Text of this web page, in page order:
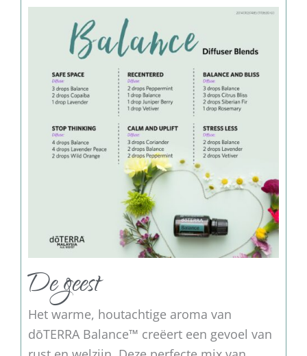
De geest
Het warme, houtachtige aroma van
dōTERRA Balance™ creëert een gevoel van